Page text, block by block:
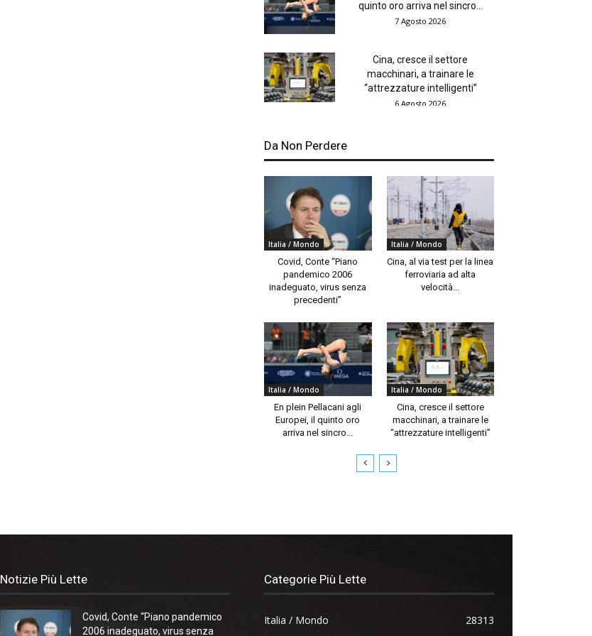
quinto oro arriva nel sincro...
7 Agosto 2026
Cina, cresce il settore
macchinari, a trainare le
“attrezzature intelligenti”
6 Agosto 2026
Da Non Perdere
Italia / Mondo
Covid, Conte “Piano
pandemico 2006
inadeguato, virus senza
precedenti”
Italia / Mondo
Cina, al via test per la linea
ferroviaria ad alta
velocità...
Italia / Mondo
En plein Pellacani agli
Europei, il quinto oro
arriva nel sincro...
Italia / Mondo
Cina, cresce il settore
macchinari, a trainare le
“attrezzature intelligenti”
Notizie Più Lette
Covid, Conte “Piano pandemico
2006 inadeguato, virus senza
Categorie Più Lette
Italia / Mondo
28313